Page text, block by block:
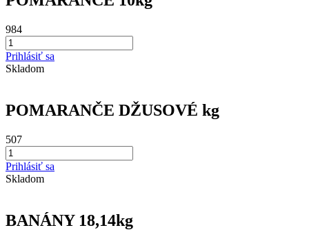
984
Prihlásiť sa
Skladom
POMARANČE DŽUSOVÉ kg
507
Prihlásiť sa
Skladom
BANÁNY 18,14kg